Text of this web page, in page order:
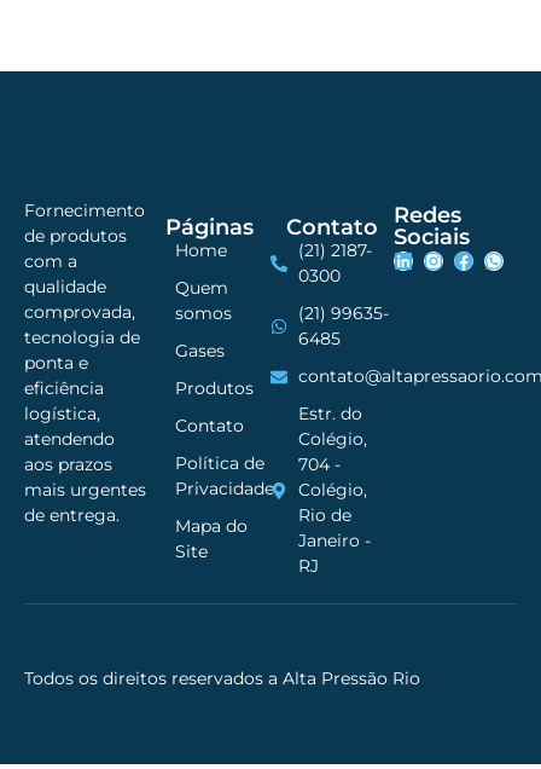
Fornecimento
de produtos
com a
qualidade
comprovada,
tecnologia de
ponta e
eficiência
logística,
atendendo
aos prazos
mais urgentes
de entrega.
Páginas
Home
Quem
somos
Gases
Produtos
Contato
Política de
Privacidade
Mapa do
Site
Contato
(21) 2187-
0300
(21) 99635-
6485
Estr. do
Colégio,
704 -
Colégio,
Rio de
Janeiro -
RJ
Redes
Sociais
Todos os direitos reservados a Alta Pressão Rio